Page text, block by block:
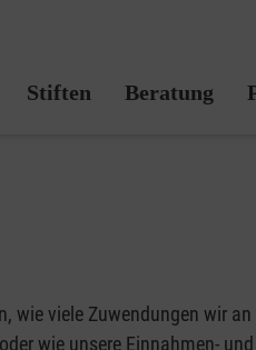
Stiften Beratung
wie viele Zuwendungen wir
wie unsere Einnahmen-